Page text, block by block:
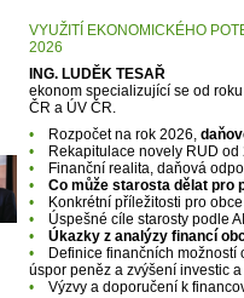
VYUŽITÍ EKONOMICKÉHO
2026
ING. LUDĚK TESAŘ
ekonom specializující se od
ČR a ÚV ČR.
•
Rozpočet na rok 2026,
•
Rekapitulace novely RUD
•
Finanční realita, daňová
•
Co může starosta dělat pro
•
Konkrétní příležitosti pro
•
Úspešné cíle starosty podle AI
•
Úkazky z analýzy financí
•
Definice finančních
úspor peněz a zvýšení investic
• Výzvy a doporučení k